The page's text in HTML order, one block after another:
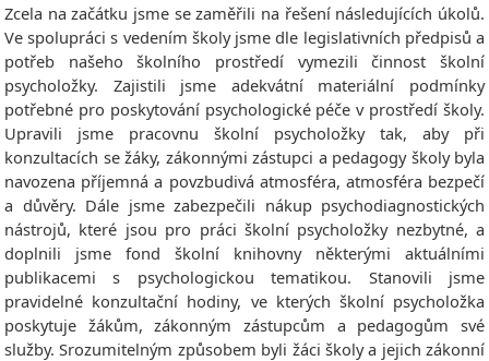
Zcela na začátku jsme se zaměřili na řešení následujících úkolů.
Ve spolupráci s vedením školy jsme dle legislativních předpisů a
potřeb našeho školního prostředí vymezili činnost školní
psycholožky. Zajistili jsme adekvátní materiální podmínky
potřebné pro poskytování psychologické péče v prostředí školy.
Upravili jsme pracovnu školní psycholožky tak, aby při
konzultacích se žáky, zákonnými zástupci a pedagogy školy byla
navozena příjemná a povzbudivá atmosféra, atmosféra bezpečí
a důvěry. Dále jsme zabezpečili nákup psychodiagnostických
nástrojů, které jsou pro práci školní psycholožky nezbytné, a
doplnili jsme fond školní knihovny některými aktuálními
publikacemi s psychologickou tematikou. Stanovili jsme
pravidelné konzultační hodiny, ve kterých školní psycholožka
poskytuje žákům, zákonným zástupcům a pedagogům své
služby. Srozumitelným způsobem byli žáci školy a jejich zákonní